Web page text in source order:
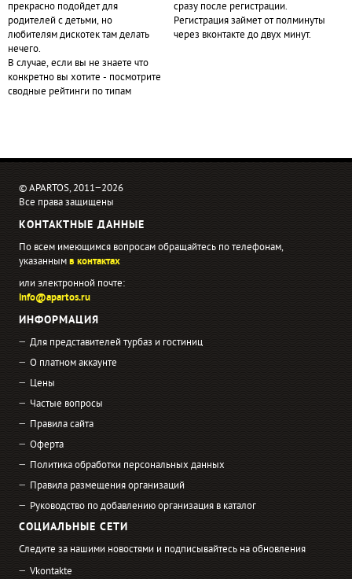
прекрасно подойдет для
родителей с детьми, но
любителям дискотек там делать
нечего.
В случае, если вы не знаете что
конкретно вы хотите - посмотрите
сводные рейтинги по типам
сразу после регистрации.
Регистрация займет от полминуты
через вконтакте до двух минут.
© APARTOS, 2011−2026
Все права защищены
КОНТАКТНЫЕ ДАННЫЕ
По всем имеющимся вопросам обращайтесь по телефонам,
указаннымв контактах
или электронной почте:
info@apartos.ru
ИНФОРМАЦИЯ
Для представителей турбаз и гостиниц
О платном аккаунте
Цены
Частые вопросы
Правила сайта
Оферта
Политика обработки персональных данных
Правила размещения организаций
Руководство по добавлению организация в каталог
СОЦИАЛЬНЫЕ СЕТИ
Следите за нашими новостями и подписывайтесь на обновления
Vkontakte